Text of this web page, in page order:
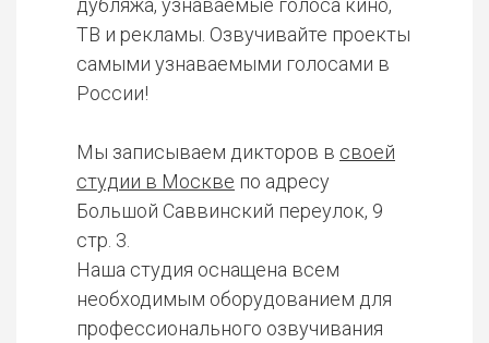
дубляжа, узнаваемые голоса кино,
ТВ и рекламы. Озвучивайте проекты
самыми узнаваемыми голосами в
России!
Мы записываем дикторов в своей
студии в Москве по адресу
Большой Саввинский переулок, 9
стр. 3.
Наша студия оснащена всем
необходимым оборудованием для
профессионального озвучивания